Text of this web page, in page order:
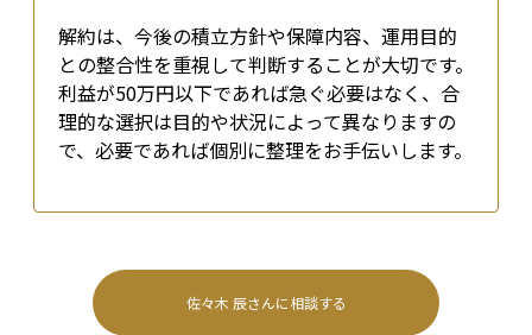
解約は、今後の積立方針や保障内容、運用目的
との整合性を重視して判断することが大切です。
利益が50万円以下であれば急ぐ必要はなく、合
理的な選択は目的や状況によって異なりますの
で、必要であれば個別に整理をお手伝いします。
佐々木 辰さんに相談する